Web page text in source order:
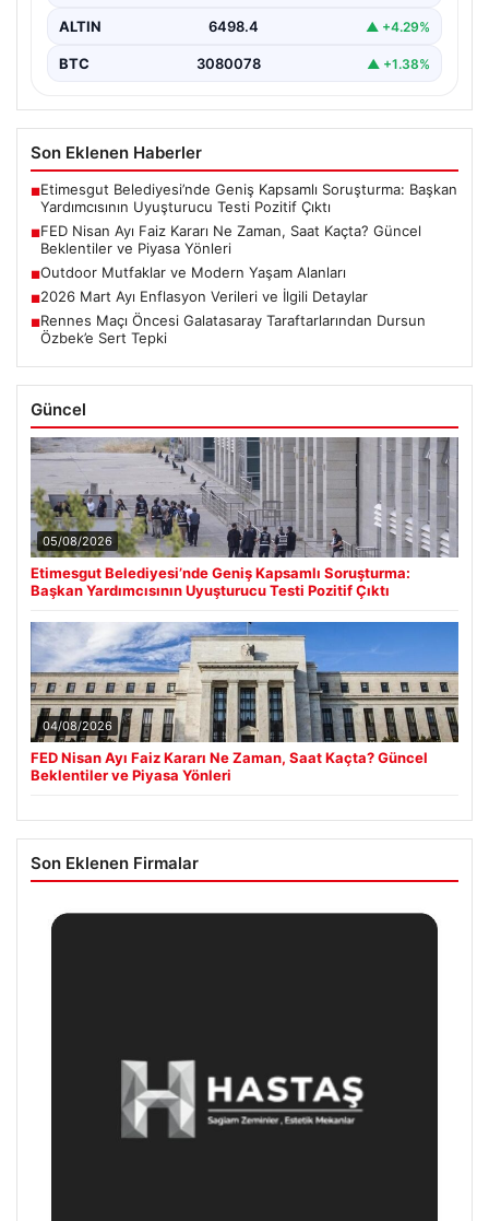
ALTIN 6498.4 ▲ +4.29%
BTC 3080078 ▲ +1.38%
Son Eklenen Haberler
■Etimesgut Belediyesi’nde Geniş Kapsamlı Soruşturma: Başkan
Yardımcısının Uyuşturucu Testi Pozitif Çıktı
■FED Nisan Ayı Faiz Kararı Ne Zaman, Saat Kaçta? Güncel
Beklentiler ve Piyasa Yönleri
■Outdoor Mutfaklar ve Modern Yaşam Alanları
■2026 Mart Ayı Enflasyon Verileri ve İlgili Detaylar
■Rennes Maçı Öncesi Galatasaray Taraftarlarından Dursun
Özbek’e Sert Tepki
Güncel
05/08/2026
Etimesgut Belediyesi’nde Geniş Kapsamlı Soruşturma:
Başkan Yardımcısının Uyuşturucu Testi Pozitif Çıktı
04/08/2026
FED Nisan Ayı Faiz Kararı Ne Zaman, Saat Kaçta? Güncel
Beklentiler ve Piyasa Yönleri
Son Eklenen Firmalar